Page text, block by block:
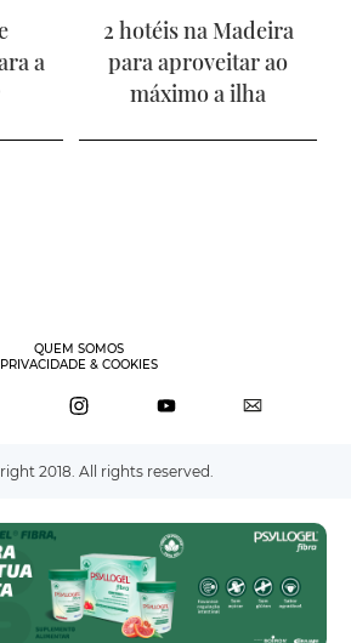
a
2 hotéis na Madeira
para aproveitar ao
máximo a ilha
QUEM SOMOS
PRIVACIDADE & COOKIES
2018. All rights reserved.